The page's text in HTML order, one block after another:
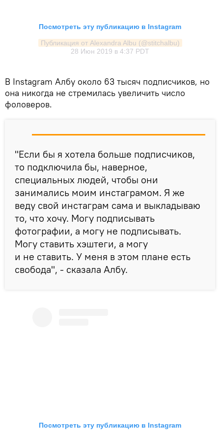
Посмотреть эту публикацию в Instagram
Публикация от Alexandra Albu (@stitchalbu)
28 Июн 2019 в 4:37 PDT
В Instagram Албу около 63 тысяч подписчиков, но
она никогда не стремилась увеличить число
фоловеров.
"Если бы я хотела больше подписчиков,
то подключила бы, наверное,
специальных людей, чтобы они
занимались моим инстаграмом. Я же
веду свой инстаграм сама и выкладываю
то, что хочу. Могу подписывать
фотографии, а могу не подписывать.
Могу ставить хэштеги, а могу
и не ставить. У меня в этом плане есть
свобода", - сказала Албу.
Посмотреть эту публикацию в Instagram